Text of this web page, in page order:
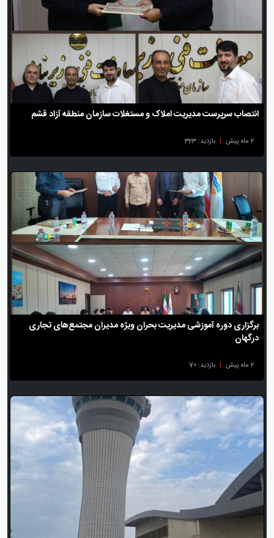
انتصاب سرپرست مدیریت املاک و مستغلات سازمان منطقه آزاد قشم
2 ماه پیش | بازدید: 323
برگزاری دوره آموزشی مدیریت بحران ویژه مدیران مجتمع‌های تجاری
درگهان
2 ماه پیش | بازدید: 70